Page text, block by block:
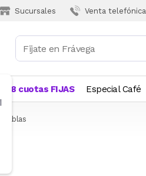
Sucursales Venta telefónica
18 cuotas FIJAS Especial Café
Tablas